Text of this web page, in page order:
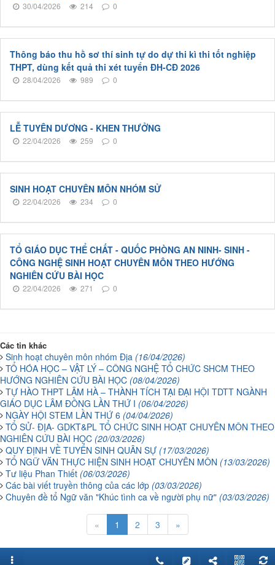
30/04/2026 214 0
Thông báo thu hồ sơ thí sinh tự do dự thi kì thi tốt nghiệp
THPT, dùng kết quả thi xét tuyển ĐH-CĐ 2026
28/04/2026 989 0
LỄ TUYÊN DƯƠNG - KHEN THƯỞNG
22/04/2026 259 0
SINH HOẠT CHUYÊN MÔN NHÓM SỬ
22/04/2026 234 0
TỔ GIÁO DỤC THỂ CHẤT - QUỐC PHÒNG AN NINH- SINH -
CÔNG NGHỆ SINH HOẠT CHUYÊN MÔN THEO HƯỚNG
NGHIÊN CỨU BÀI HỌC
22/04/2026 271 0
Các tin khác
Sinh hoạt chuyên môn nhóm Địa (16/04/2026)
TỔ HÓA HỌC – VẬT LÝ – CÔNG NGHỆ TỔ CHỨC SHCM THEO
HƯỚNG NGHIÊN CỨU BÀI HỌC (08/04/2026)
TỰ HÀO THPT LÂM HÀ – THÀNH TÍCH TẠI ĐẠI HỘI TDTT NGÀNH
GIÁO DỤC LÂM ĐỒNG LẦN THỨ I (06/04/2026)
NGÀY HỘI STEM LẦN THỨ 6 (04/04/2026)
TỔ SỬ- ĐỊA- GDKT&PL TỔ CHỨC SINH HOẠT CHUYÊN MÔN THEO
NGHIÊN CỨU BÀI HỌC (20/03/2026)
QUY ĐỊNH VỀ TUYỂN SINH QUÂN SỰ (17/03/2026)
TỔ NGỮ VĂN THỰC HIỆN SINH HOẠT CHUYÊN MÔN (13/03/2026)
Tư liệu Phan Thiết (06/03/2026)
Các bài viết truyền thông của các lớp (03/03/2026)
Chuyên đề tổ Ngữ văn "Khúc tình ca về người phụ nữ" (03/03/2026)
« 1 2 3 »